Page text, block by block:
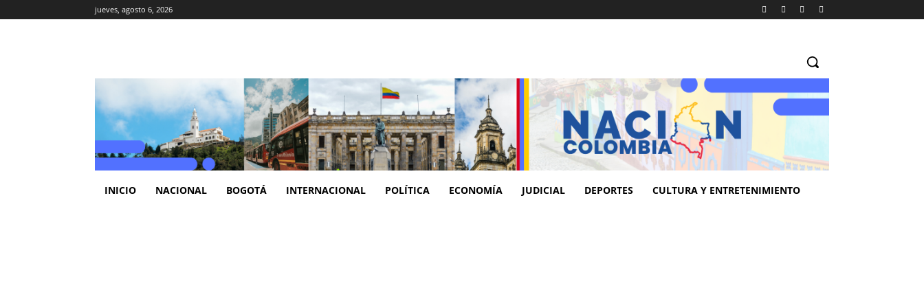
jueves, agosto 6, 2026
INICIO NACIONAL BOGOTÁ INTERNACIONAL POLÍTICA ECONOMÍA JUDICIAL DEPORTES CULTURA Y ENTRETENIMIENTO